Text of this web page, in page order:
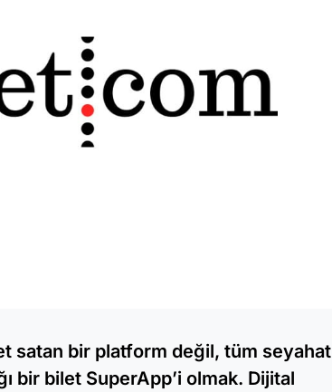
satan bir platform değil, tüm seyahat
bir bilet SuperApp’i olmak. Dijital